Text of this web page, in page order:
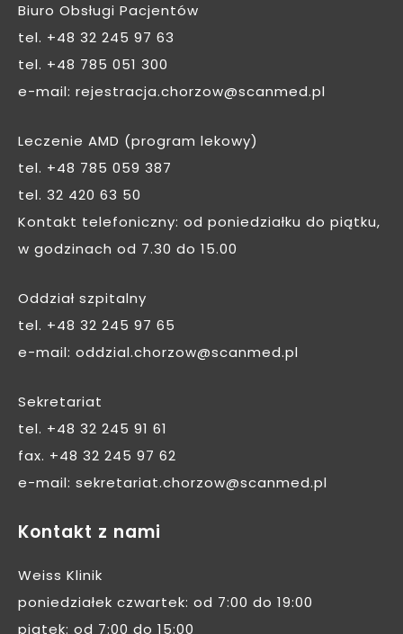
Biuro Obsługi Pacjentów
tel. +48 32 245 97 63
tel. +48 785 051 300
e-mail: rejestracja.chorzow@scanmed.pl
Leczenie AMD (program lekowy)
tel. +48 785 059 387
tel. 32 420 63 50
Kontakt telefoniczny: od poniedziałku do piątku,
w godzinach od 7.30 do 15.00
Oddział szpitalny
tel. +48 32 245 97 65
e-mail: oddzial.chorzow@scanmed.pl
Sekretariat
tel. +48 32 245 91 61
fax. +48 32 245 97 62
e-mail: sekretariat.chorzow@scanmed.pl
Kontakt z nami
Weiss Klinik
poniedziałek czwartek: od 7:00 do 19:00